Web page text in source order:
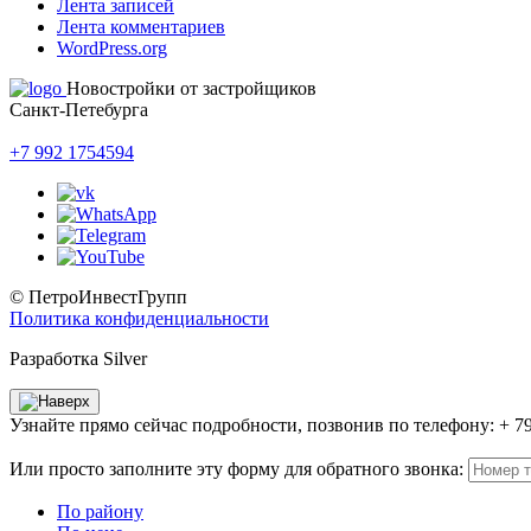
Лента записей
Лента комментариев
WordPress.org
Новостройки от застройщиков
Санкт-Петебурга
+7 992 1754594
© ПетроИнвестГрупп
Политика конфиденциальности
Разработка Silver
Узнайте прямо сейчас подробности, позвонив по телефону: +
Или просто заполните эту форму для обратного звонка:
По району